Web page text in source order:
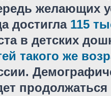
желающих
достигла 115
в детских
такого же